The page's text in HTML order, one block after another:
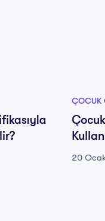
ÇOCUK
20